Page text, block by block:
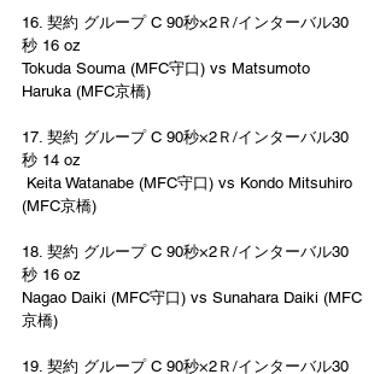
16. 契約 グループ C 90秒×2Ｒ/インターバル30
秒 16 oz
Tokuda Souma (MFC守口) vs Matsumoto
Haruka (MFC京橋)
17. 契約 グループ C 90秒×2Ｒ/インターバル30
秒 14 oz
(MFC京橋)
18. 契約 グループ C 90秒×2Ｒ/インターバル30
秒 16 oz
Nagao Daiki (MFC守口) vs Sunahara Daiki (MFC
京橋)
19. 契約 グループ C 90秒×2Ｒ/インターバル30